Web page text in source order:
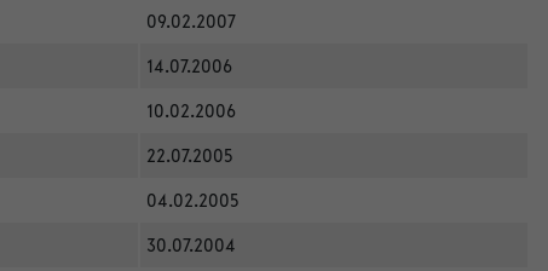
09.02.2007
14.07.2006
10.02.2006
22.07.2005
04.02.2005
30.07.2004